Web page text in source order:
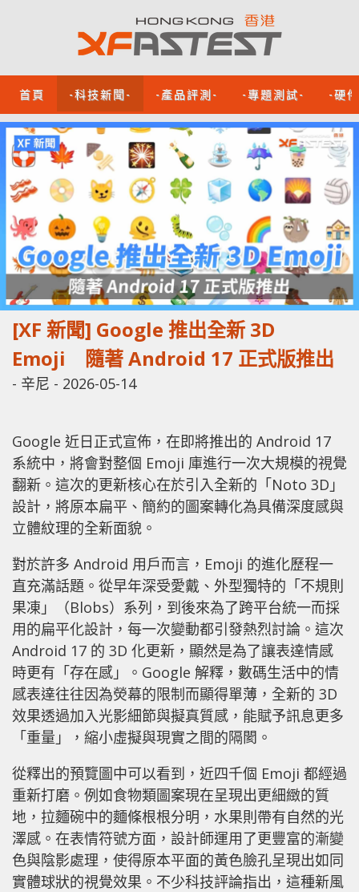
首頁 -科技新聞- -產品評測- -專題測試- -硬
[XF 新聞] Google 推出全新 3D
Emoji 隨著 Android 17 正式版推出
- 辛尼 - 2026-05-14
Google 近日正式宣佈，在即將推出的 Android 17
系統中，將會對整個 Emoji 庫進行一次大規模的視覺
翻新。這次的更新核心在於引入全新的「Noto 3D」
設計，將原本扁平、簡約的圖案轉化為具備深度感與
立體紋理的全新面貌。
對於許多 Android 用戶而言，Emoji 的進化歷程一
直充滿話題。從早年深受愛戴、外型獨特的「不規則
果凍」（Blobs）系列，到後來為了跨平台統一而採
用的扁平化設計，每一次變動都引發熱烈討論。這次
Android 17 的 3D 化更新，顯然是為了讓表達情感
時更有「存在感」。Google 解釋，數碼生活中的情
感表達往往因為熒幕的限制而顯得單薄，全新的 3D
效果透過加入光影細節與擬真質感，能賦予訊息更多
「重量」，縮小虛擬與現實之間的隔閡。
從釋出的預覽圖中可以看到，近四千個 Emoji 都經過
重新打磨。例如食物類圖案現在呈現出更細緻的質
地，拉麵碗中的麵條根根分明，水果則帶有自然的光
澤感。在表情符號方面，設計師運用了更豐富的漸變
色與陰影處理，使得原本平面的黃色臉孔呈現出如同
實體球狀的視覺效果。不少科技評論指出，這種新風